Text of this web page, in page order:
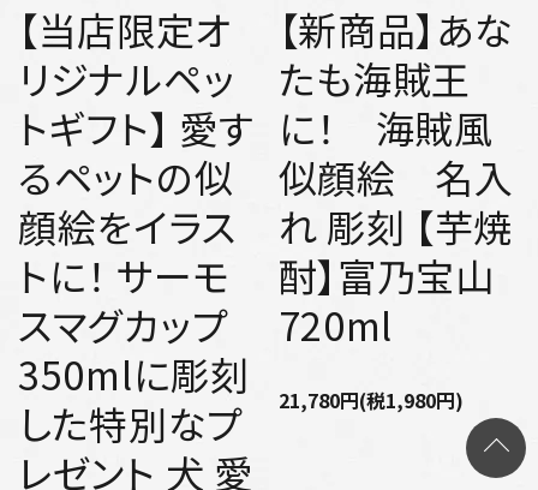
【当店限定オ
リジナルペッ
トギフト】 愛す
るペットの似
顔絵をイラス
トに！ サーモ
スマグカップ
350mlに彫刻
した特別なプ
レゼント 犬 愛
【新商品】あな
たも海賊王
に！ 海賊風
似顔絵 名入
れ 彫刻 【芋焼
酎】富乃宝山
720ml
21,780円(税1,980円)